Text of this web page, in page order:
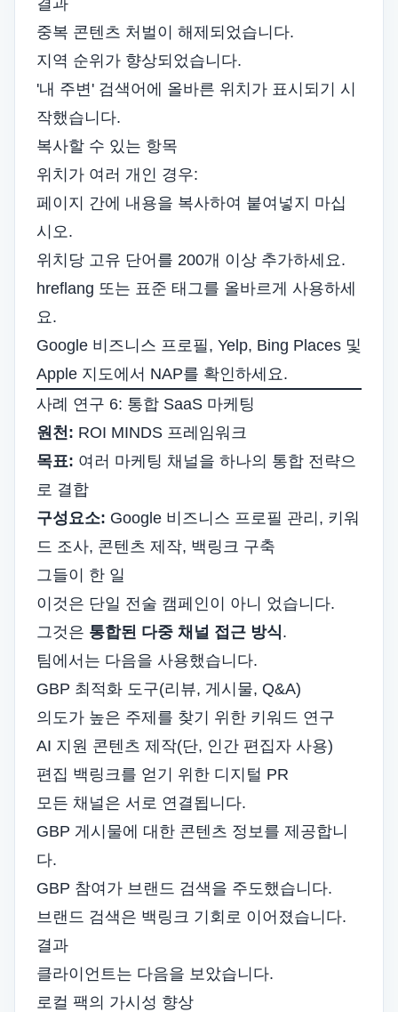
결과
중복 콘텐츠 처벌이 해제되었습니다.
지역 순위가 향상되었습니다.
'내 주변' 검색어에 올바른 위치가 표시되기 시
작했습니다.
복사할 수 있는 항목
위치가 여러 개인 경우:
페이지 간에 내용을 복사하여 붙여넣지 마십
시오.
위치당 고유 단어를 200개 이상 추가하세요.
hreflang 또는 표준 태그를 올바르게 사용하세
요.
Google 비즈니스 프로필, Yelp, Bing Places 및
Apple 지도에서 NAP를 확인하세요.
사례 연구 6: 통합 SaaS 마케팅
원천: ROI MINDS 프레임워크
목표: 여러 마케팅 채널을 하나의 통합 전략으
로 결합
구성요소: Google 비즈니스 프로필 관리, 키워
드 조사, 콘텐츠 제작, 백링크 구축
그들이 한 일
이것은 단일 전술 캠페인이 아니 었습니다.
그것은 통합된 다중 채널 접근 방식.
팀에서는 다음을 사용했습니다.
GBP 최적화 도구(리뷰, 게시물, Q&A)
의도가 높은 주제를 찾기 위한 키워드 연구
AI 지원 콘텐츠 제작(단, 인간 편집자 사용)
편집 백링크를 얻기 위한 디지털 PR
모든 채널은 서로 연결됩니다.
GBP 게시물에 대한 콘텐츠 정보를 제공합니
다.
GBP 참여가 브랜드 검색을 주도했습니다.
브랜드 검색은 백링크 기회로 이어졌습니다.
결과
클라이언트는 다음을 보았습니다.
로컬 팩의 가시성 향상